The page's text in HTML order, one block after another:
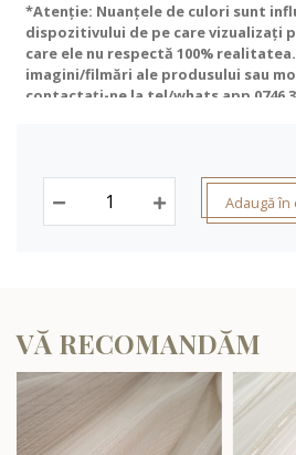
*Atenție: Nuanțele de culori sunt
dispozitivului de pe care vizualizați
care ele nu respectă 100%
imagini/filmări ale produsului sau
contactați-ne la tel/whats app 0746
Adaugă în
VĂ RECOMANDĂM